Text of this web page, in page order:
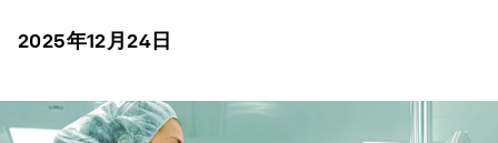
2025年12月24日